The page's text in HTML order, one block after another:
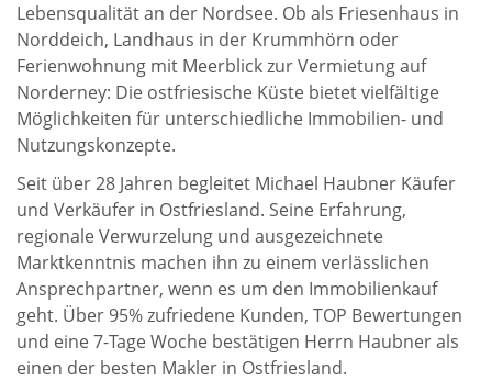
Lebensqualität an der Nordsee. Ob als Friesenhaus in
Norddeich, Landhaus in der Krummhörn oder
Ferienwohnung mit Meerblick zur Vermietung auf
Norderney: Die ostfriesische Küste bietet vielfältige
Möglichkeiten für unterschiedliche Immobilien- und
Nutzungskonzepte.
Seit über 28 Jahren begleitet Michael Haubner Käufer
und Verkäufer in Ostfriesland. Seine Erfahrung,
regionale Verwurzelung und ausgezeichnete
Marktkenntnis machen ihn zu einem verlässlichen
Ansprechpartner, wenn es um den Immobilienkauf
geht. Über 95% zufriedene Kunden, TOP Bewertungen
und eine 7-Tage Woche bestätigen Herrn Haubner als
einen der besten Makler in Ostfriesland.